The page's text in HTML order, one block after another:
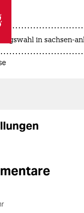
taz zahl ich
in sachsen-